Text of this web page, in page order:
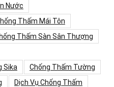
Nước
Thấm Mái Tôn
Thấm Sàn Sân Thượng
Sika
Chống Thấm Tường
Dịch Vụ Chống Thấm